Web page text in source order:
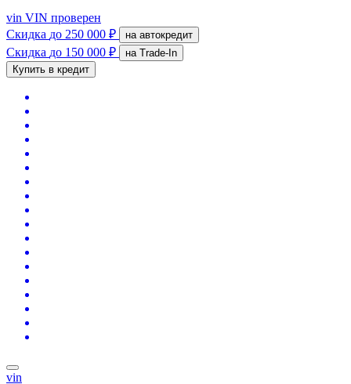
vin VIN проверен
Скидка до 250 000 ₽ на автокредит
Скидка до 150 000 ₽
на Trade-In
Купить в кредит
vin